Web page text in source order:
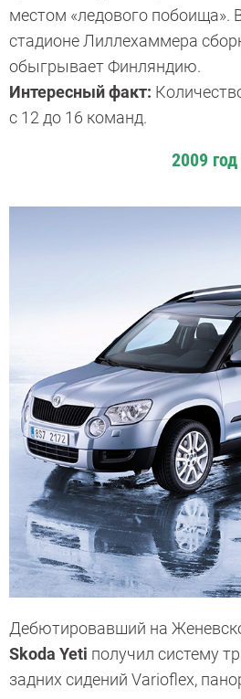
местом «ледового побоища».
стадионе Лиллехаммера
обыгрывает Финляндию.
Интересный факт:
с 12 до 16 команд.
2009 год
Дебютировавший на
Skoda Yeti получил ­систему
задних сидений Varioflex,